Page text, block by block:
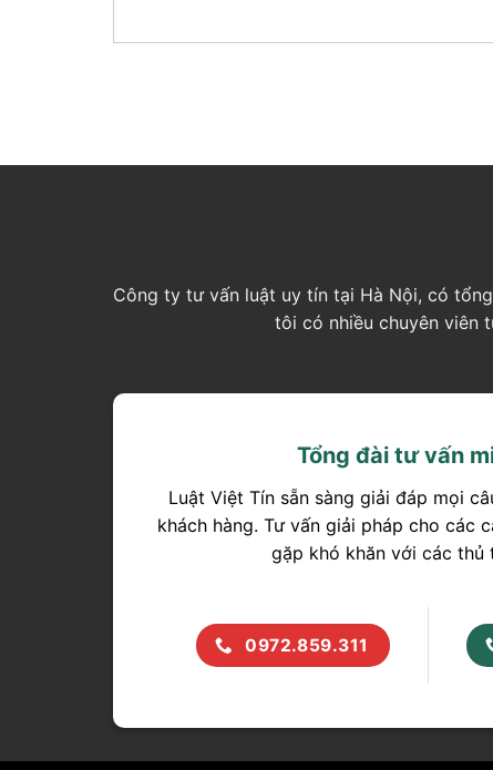
Công ty tư vấn luật uy tín tại Hà Nội, có
tôi có nhiều chuyên viên
Tổng đài tư vấn
Luật Việt Tín sẵn sàng giải đáp mọi
khách hàng. Tư vấn giải pháp cho các
gặp khó khăn với các thủ
0972.859.311